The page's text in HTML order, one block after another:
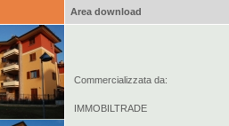
Area download
Commercializzata da:
IMMOBILTRADE